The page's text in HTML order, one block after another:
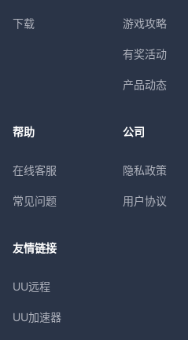
下载 游戏攻略
有奖活动
产品动态
帮助
在线客服
常见问题
公司
隐私政策
用户协议
友情链接
UU远程
UU加速器